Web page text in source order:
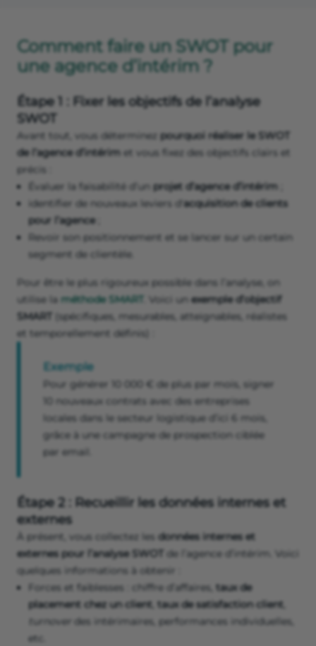
Comment faire un SWOT pour
une agence d’intérim ?
Étape 1 : Fixer les objectifs de l’analyse
SWOT
Avant tout, vous déterminez pourquoi réaliser le SWOT
de l’agence d’intérim et vous fixez des objectifs clairs et
précis :
Évaluer la faisabilité d’un projet d’agence d’intérim
identifier de nouveaux leviers d' acquisition de clients
pour l’agence;
Revoir son positionnement et se lancer sur un certain
segment de clientèle.
Pour être le plus rigoureux possible dans l’analyse, on
utilise la méthode SMART . Voici un exemple d’objectif
SMART
(spécifiques, mesurables, atteignables, réalistes
et temporellement définis) :
Exemple
Pour générer 10 000 € de plus par mois, signer
10 nouveaux contrats avec des entreprises
locales dans le secteur logistique d’ici 6 mois,
grâce à une campagne de prospection ciblée
par email.
Étape 2 : Recueillir les données internes et
externes
À présent, vous collectez les données internes et
externes pour l’analyse SWOT de l’agence d’intérim. Voici
quelques informations à obtenir :
Forces et faiblesses : chiffre d’affaires, taux de
placement chez un client taux de satisfaction client
turnover des intérimaires, performances individuelles,
etc.